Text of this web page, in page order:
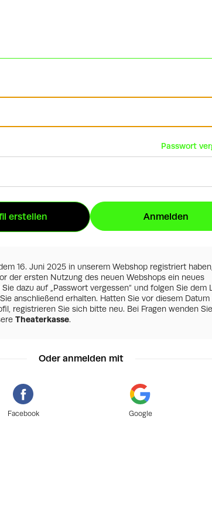
Passwort
erstellen Anmelden
16. Juni 2025 in unserem Webshop registriert haben,
der ersten Nutzung des neuen Webshops ein neues
dazu auf „Passwort vergessen“ und folgen Sie dem
anschließend erhalten. Hatten Sie vor diesem Datum
registrieren Sie sich bitte neu. Bei Fragen wenden Sie
Theaterkasse.
Oder anmelden mit
Facebook Google